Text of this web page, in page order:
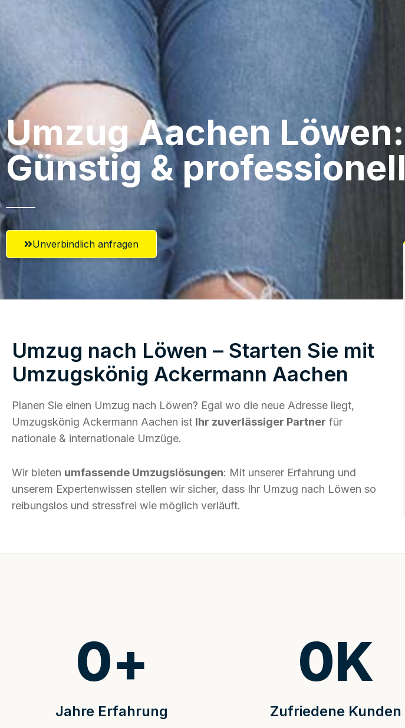
Umzug Aachen​ Löwen:
Günstig & professionell​
Unverbindlich anfragen
Umzug nach Löwen – Starten Sie mit
Umzugskönig Ackermann Aachen
Planen Sie einen Umzug nach Löwen? Egal wo die neue Adresse liegt,
Umzugskönig Ackermann Aachen ist Ihr zuverlässiger Partner für
nationale & internationale Umzüge.
Wir bieten umfassende Umzugslösungen: Mit unserer Erfahrung und
unserem Expertenwissen stellen wir sicher, dass Ihr Umzug nach Löwen so
reibungslos und stressfrei wie möglich verläuft.
Jahre Erfahrung
0+
Zufriedene Kunden
0K